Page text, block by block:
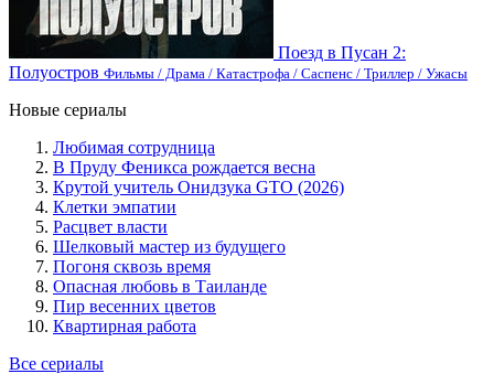
Поезд в Пусан 2:
Полуостров Фильмы / Драма / Катастрофа / Саспенс / Триллер / Ужасы
Новые сериалы
Любимая сотрудница
В Пруду Феникса рождается весна
Крутой учитель Онидзука GTO (2026)
Клетки эмпатии
Расцвет власти
Шелковый мастер из будущего
Погоня сквозь время
Опасная любовь в Таиланде
Пир весенних цветов
Квартирная работа
Все сериалы